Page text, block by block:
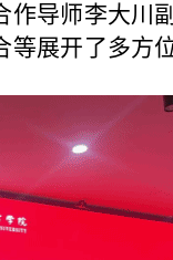
导师李大川
等展开了多方